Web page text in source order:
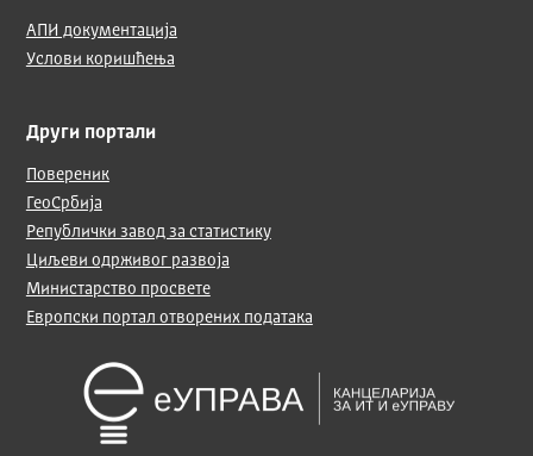
АПИ документација
Услови коришћења
Други портали
Повереник
ГеоСрбија
Републички завод за статистику
Циљеви одрживог развоја
Министарство просвете
Европски портал отворених података